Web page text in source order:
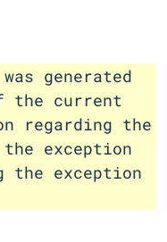
generated
the current
regarding the
exception
the exception